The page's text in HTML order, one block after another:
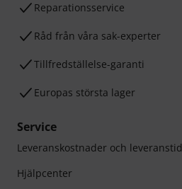
Reparationsservice
Råd från våra sak-experter
Tillfredställelse-garanti
Europas största lager
Service
Leveranskostnader och leveranstid
Hjälpcenter